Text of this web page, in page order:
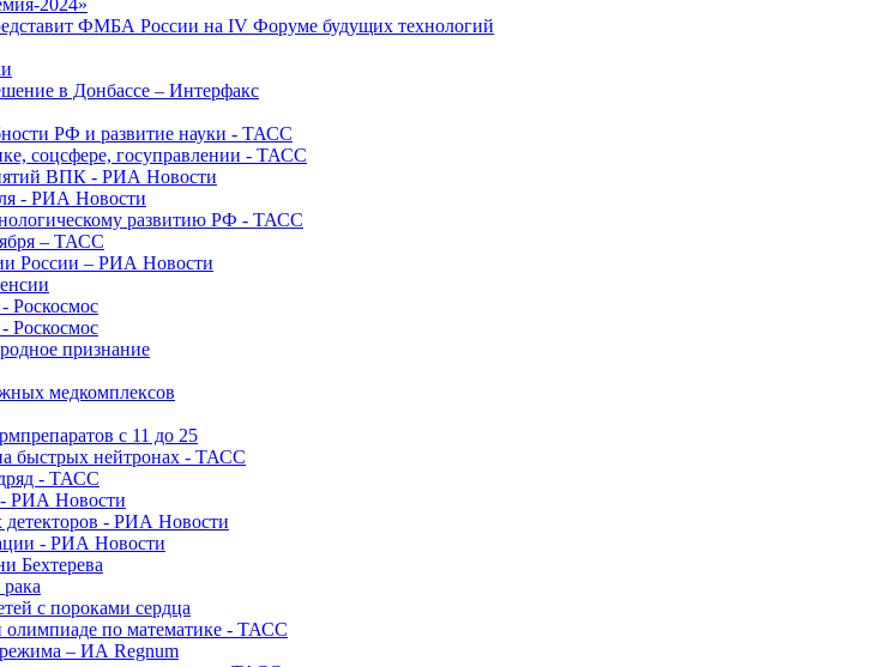
2024»
ФМБА России на IV Форуме будущих технологий
в Донбассе – Интерфакс
РФ и развитие науки - ТАСС
соцсфере, госуправлении - ТАСС
ВПК - РИА Новости
- РИА Новости
развитию РФ - ТАСС
– ТАСС
России – РИА Новости
Роскосмос
Роскосмос
признание
медкомплексов
с 11 до 25
быстрых нейтронах - ТАСС
- ТАСС
- РИА Новости
детекторов - РИА Новости
- РИА Новости
Бехтерева
с пороками сердца
олимпиаде по математике - ТАСС
режима – ИА Regnum